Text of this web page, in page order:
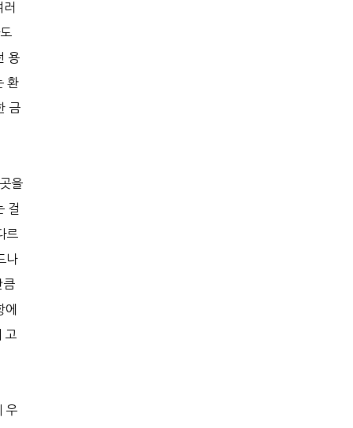
용
환
금
을
걸
르
나
큼
고
우